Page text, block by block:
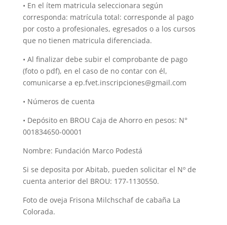
• En el ítem matricula seleccionara según
corresponda: matrícula total: corresponde al pago
por costo a profesionales, egresados o a los cursos
que no tienen matricula diferenciada.
• Al finalizar debe subir el comprobante de pago
(foto o pdf), en el caso de no contar con él,
comunicarse a ep.fvet.inscripciones@gmail.com
• Números de cuenta
• Depósito en BROU Caja de Ahorro en pesos: N°
001834650-00001
Nombre: Fundación Marco Podestá
Si se deposita por Abitab, pueden solicitar el Nº de
cuenta anterior del BROU: 177-1130550.
Foto de oveja Frisona Milchschaf de cabaña La
Colorada.